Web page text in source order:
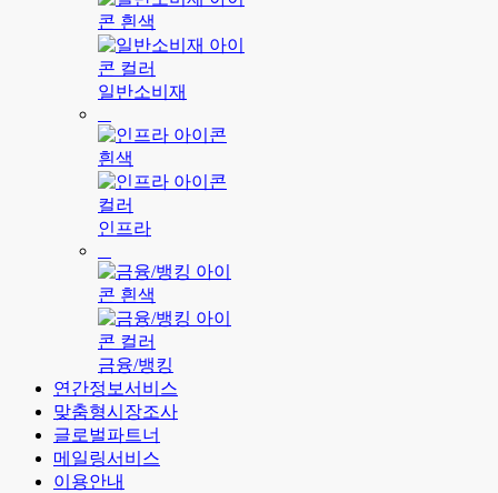
일반소비재
인프라
금융/뱅킹
연간정보서비스
맞춤형시장조사
글로벌파트너
메일링서비스
이용안내